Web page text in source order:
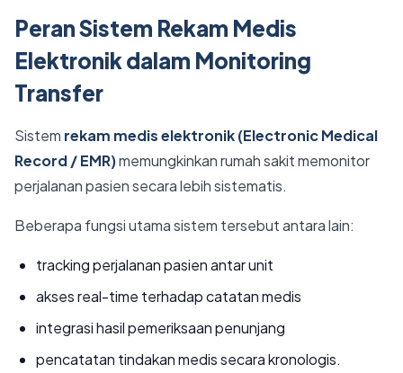
Peran Sistem Rekam Medis
Elektronik dalam Monitoring
Transfer
Sistem rekam medis elektronik (Electronic Medical
Record / EMR)memungkinkan rumah sakit memonitor
perjalanan pasien secara lebih sistematis.
Beberapa fungsi utama sistem tersebut antara lain:
tracking perjalanan pasien antar unit
akses real-time terhadap catatan medis
integrasi hasil pemeriksaan penunjang
pencatatan tindakan medis secara kronologis.